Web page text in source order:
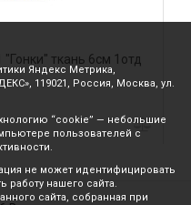
ткань 6см 1отд
Яндекс Метрика,
119021, Россия, Москва, ул.
“cookie” — небольшие
пользователей с
не может идентифицировать
работу нашего сайта.
сайта, собранная при